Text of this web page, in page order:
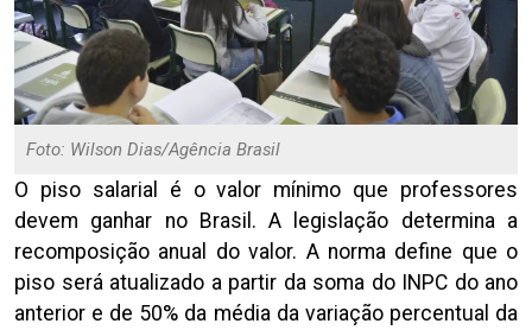
Foto: Wilson Dias/Agência Brasil
O piso salarial é o valor mínimo que professores
devem ganhar no Brasil. A legislação determina a
recomposição anual do valor. A norma define que o
piso será atualizado a partir da soma do INPC do ano
anterior e de 50% da média da variação percentual da